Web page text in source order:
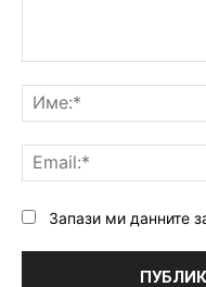
Запази ми данните